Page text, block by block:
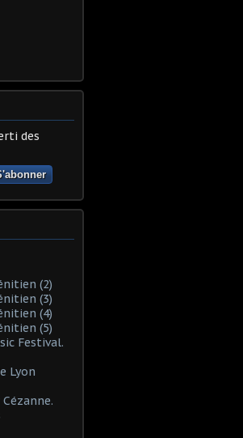
des
(2)
(3)
(4)
(5)
Festival.
Lyon